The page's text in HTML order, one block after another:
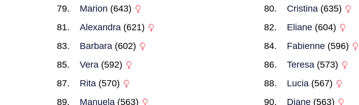
Marion (643) Cristina(635)
Alexandra (621) Eliane(604)
Barbara (602) Fabienne(596)
Vera (592) Teresa(573)
Rita (570) Lucia(567)
Manuela (563) Diane(563)